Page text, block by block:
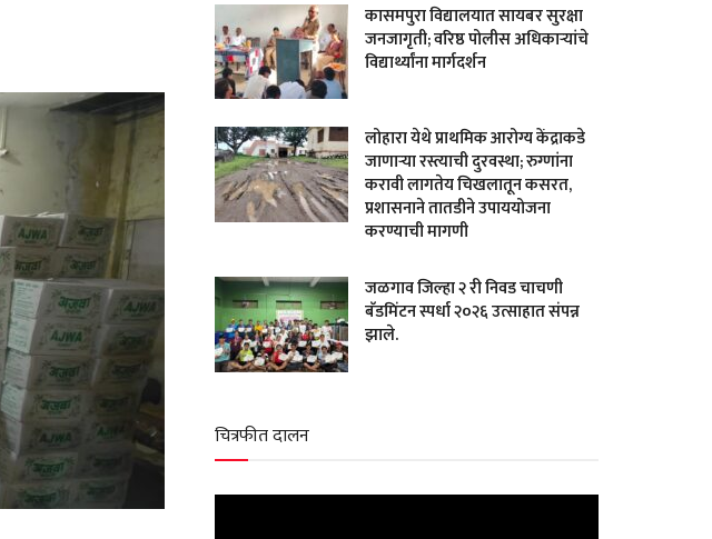
कासमपुरा विद्यालयात सायबर सुरक्षा
जनजागृती; वरिष्ठ पोलीस अधिकाऱ्यांचे
विद्यार्थ्यांना मार्गदर्शन
लोहारा येथे प्राथमिक आरोग्य केंद्राकडे
जाणाऱ्या रस्त्याची दुरवस्था; रुग्णांना
करावी लागतेय चिखलातून कसरत,
प्रशासनाने तातडीने उपाययोजना
करण्याची मागणी
जळगाव जिल्हा २ री निवड चाचणी
बॅडमिंटन स्पर्धा २०२६ उत्साहात संपन्न
झाले.
चित्रफीत दालन